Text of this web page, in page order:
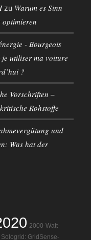
zu Warum es Sinn
optimieren
- Bourgeois
utiliser ma voiture
?
Vorschriften –
Rohstoffe
und
Was hat der
2000-Watt-
GridSense-